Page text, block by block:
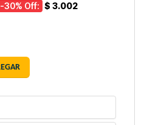
-30% Off: $ 3.002